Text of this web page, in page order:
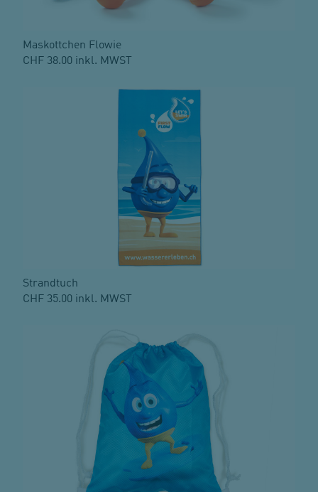
Maskottchen Flowie
CHF 38.00 inkl. MWST
Strandtuch
CHF 35.00 inkl. MWST